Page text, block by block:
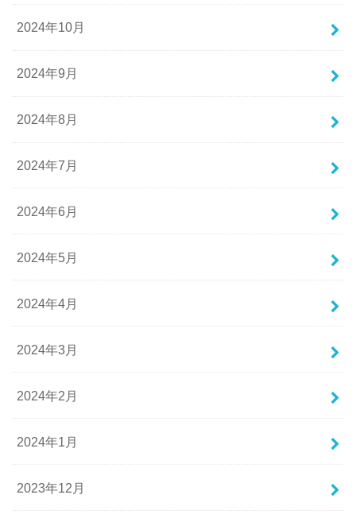
2024年10月
2024年9月
2024年8月
2024年7月
2024年6月
2024年5月
2024年4月
2024年3月
2024年2月
2024年1月
2023年12月